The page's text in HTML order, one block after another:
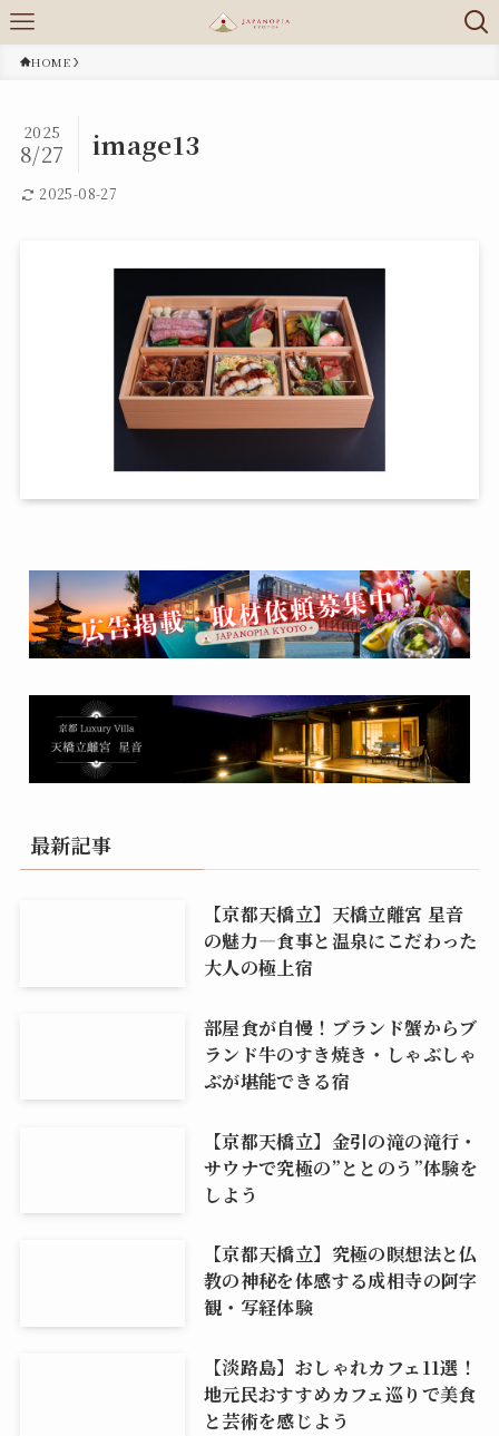
HOME
image13
2025
8/27
2025-08-27
最新記事
【京都天橋立】天橋立離宮 星音
の魅力―食事と温泉にこだわった
大人の極上宿
部屋食が自慢！ブランド蟹からブ
ランド牛のすき焼き・しゃぶしゃ
ぶが堪能できる宿
【京都天橋立】金引の滝の滝行・
サウナで究極の”ととのう”体験を
しよう
【京都天橋立】究極の瞑想法と仏
教の神秘を体感する成相寺の阿字
観・写経体験
【淡路島】おしゃれカフェ11選！
地元民おすすめカフェ巡りで美食
と芸術を感じよう